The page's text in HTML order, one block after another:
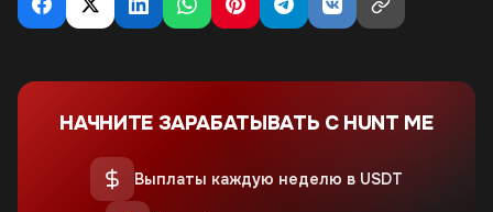
НАЧНИТЕ ЗАРАБАТЫВАТЬ С HUNT ME
Выплаты каждую неделю в USDT